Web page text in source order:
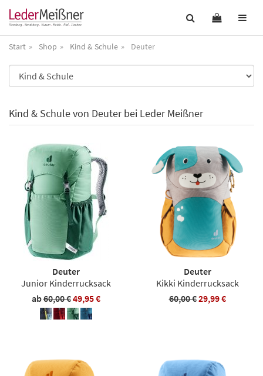
Start Shop Kind & Schule Deuter
Kind & Schule von Deuter bei Leder Meißner
Deuter
Junior Kinderrucksack
ab60,00 €49,95 €
Deuter
Kikki Kinderrucksack
60,00 €29,99 €